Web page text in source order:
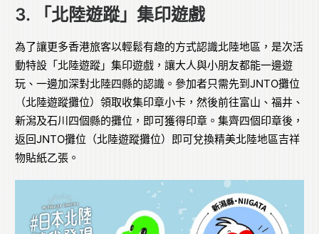
3. 「北陸遊蹤」集印遊戲
為了讓更多香港旅客以輕鬆有趣的方式認識北陸地區，是次活
動特設「北陸遊蹤」集印遊戲，讓大人與小朋友都能一邊遊
玩、一邊加深對北陸四縣的認識。參加者只需先到JNTO攤位
（北陸遊蹤攤位）領取收集印章小卡，然後前往富山、福井、
新潟及石川四個縣的攤位，即可獲得印章。集齊四個印章後，
返回JNTO攤位（北陸遊蹤攤位）即可兌換精美北陸地區吉祥
物貼紙乙張。